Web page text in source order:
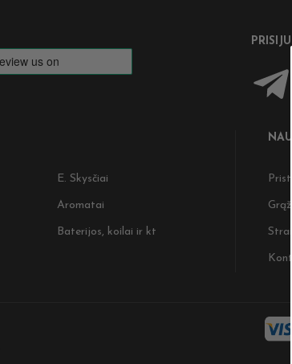
E. Skysčiai
Aromatai
Baterijos, koilai ir kt